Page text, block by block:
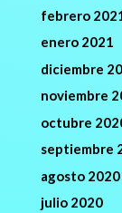
febrero
enero 2021
diciembre
noviembre
octubre
septiembre
agosto 2020
julio 2020